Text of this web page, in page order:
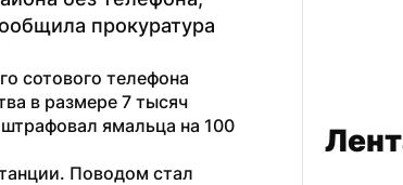
прокуратура
сотового телефона
в размере 7 тысяч
ямальца на 100
Поводом стал